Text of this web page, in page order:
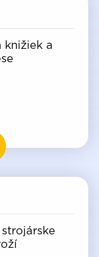
knižiek a
Odesa
strojárske